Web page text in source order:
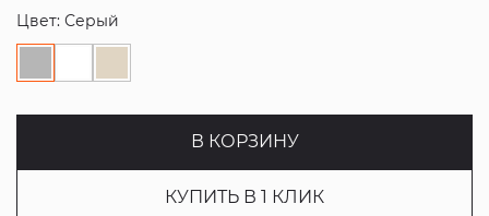
Цвет: Серый
В КОРЗИНУ
КУПИТЬ В 1 КЛИК